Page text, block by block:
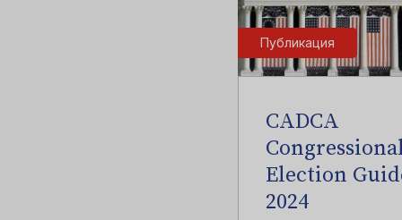
Публикация
CADCA
Election
2024